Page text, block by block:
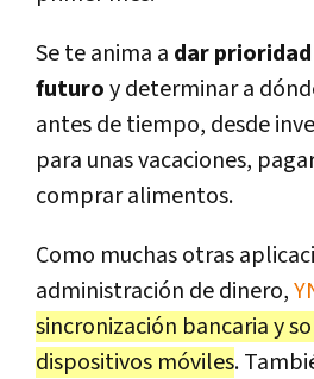
Se te anima a dar
futuroy determinar a
antes de tiempo, desde
para unas vacaciones,
comprar alimentos.
Como muchas otras
administración de dinero,
sincronización bancaria y
dispositivos móviles.